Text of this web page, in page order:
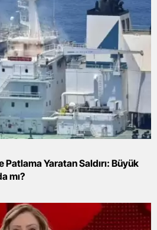
Patlama Yaratan Saldırı: Büyük
mı?